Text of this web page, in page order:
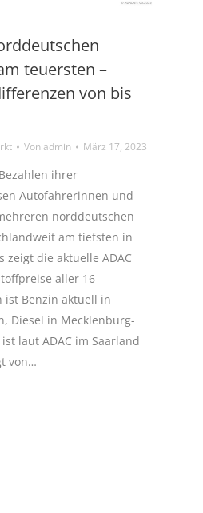
teuersten –
von bis
Vonadmin März 17, 2023
ihrer
Autofahrerinnen und
norddeutschen
am tiefsten in
zeigt die aktuelle ADAC
aller 16
ist Benzin aktuell in
Diesel in Mecklenburg-
laut ADAC im Saarland
von…